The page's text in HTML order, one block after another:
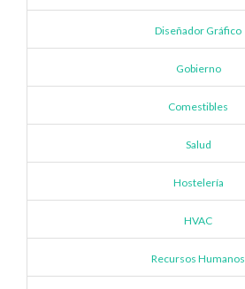
Diseñador Gráfico
Gobierno
Comestibles
Salud
Hostelería
HVAC
Recursos Humanos